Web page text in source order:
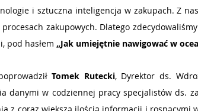
i sztuczna inteligencja w zakupach. Z
procesach zakupowych. Dlatego
pod hasłem „Jak umiejętnie nawigować w
Tomek Rutecki, Dyrektor ds.
danymi w codziennej pracy specjalistów ds.